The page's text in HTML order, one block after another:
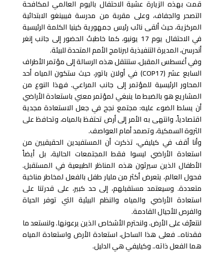
قمت بهذه الزيارة عشية الاحتفال باليوم العالمي لمكافحة
التصحر والجفاف، وعلى مقربة من مدرسة فيبينغو الابتدائية
المركزية، حيث ألقى نائب رئيس جمهورية كينيا الكلمة الرئيسية
في الاحتفال يوم 17 يونيو، كما خاطبتُ الحضور إلى جانب إنغر
أندرسن، المديرة التنفيذية لبرنامج الأمم المتحدة للبيئة.
وفي أغسطس المقبل، ستنتقل هذه الرسالة إلى مؤتمر الأطراف
السابع عشر (COP17) في أولان باتور، حيث ستكون المياه أحد
المحاور الرئيسية للمؤتمر إلى جانب المراعي. فهذا النوع من
المشاريع هو بالضبط ما ينبغي لمؤتمر معني باستعادة الأراضي
أن يسلط الضوء عليه: مجتمع نجح في جعل الاستعادة مجدية
اقتصادياً، وانتهى به الأمر إلى أرض تحتفظ بالمياه، وتحافظ على
الثروة السمكية، وتصمد أمام العواصف.
وأنا أقف في كيليفي، تذكرت أن المستفيدين الحقيقيين من
استعادة الأراضي ليسوا فقط المجتمعات الحالية، بل أيضاً
الأطفال الذين سيرثون هذه المناظر الطبيعية في المستقبل.
فحول العالم، يتعرض أكثر من مليار طفل بالفعل لمخاطر مناخية
متعددة. وسيعتمد مستقبلهم، إلى حد كبير، على قدرتنا على
استعادة الأراضي والمياه والنظم البيئية التي توفر الحياة
والفرص للأجيال القادمة.
لنتعرّف على الأرض. ولنحترم الأشخاص الذين يرعونها. ولنستعد ما
فقدناه.. فعلى هذا الساحل، استعادة الأرض واستعادة المياه
هما الفعل ذاته.. وكيليفي هي الدليل.